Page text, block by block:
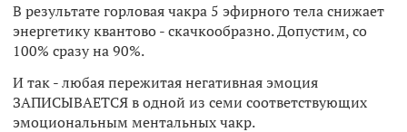
В результате горловая чакра 5 эфирного тела снижает
энергетику квантово - скачкообразно. Допустим, со
100% сразу на 90%.
И так - любая пережитая негативная эмоция
ЗАПИСЫВАЕТСЯ в одной из семи соответствующих
эмоциональным ментальных чакр.